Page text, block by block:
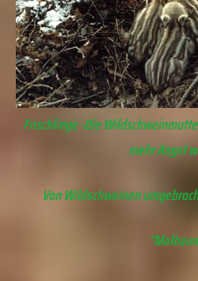
Frischlinge -Die
mehr Angst
Von Wildschweinen